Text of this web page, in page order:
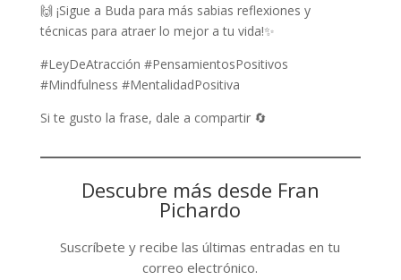
🙌 ¡Sigue a Buda para más sabias reflexiones y
técnicas para atraer lo mejor a tu vida!✨
#LeyDeAtracción #PensamientosPositivos
#Mindfulness #MentalidadPositiva
Si te gusto la frase, dale a compartir 🔄
Descubre más desde Fran
Pichardo
Suscríbete y recibe las últimas entradas en tu
correo electrónico.